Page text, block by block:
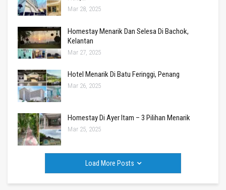
Mar 28, 2025
Homestay Menarik Dan Selesa Di Bachok,
Kelantan
Mar 27, 2025
Hotel Menarik Di Batu Feringgi, Penang
Mar 26, 2025
Homestay Di Ayer Itam – 3 Pilihan Menarik
Mar 25, 2025
Load More Posts